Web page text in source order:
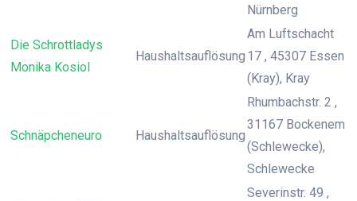
Nürnberg
Die Schrottladys
Monika Kosiol
Haushaltsauflösung
Am Luftschacht
17 , 45307 Essen
(Kray), Kray
Schnäpcheneuro Haushaltsauflösung
Rhumbachstr. 2 ,
31167 Bockenem
(Schlewecke),
Schlewecke
Severinstr. 49 ,